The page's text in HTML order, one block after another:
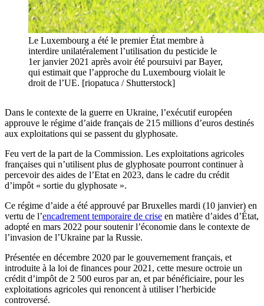
Le Luxembourg a été le premier État membre à
interdire unilatéralement l’utilisation du pesticide le
1er janvier 2021 après avoir été poursuivi par Bayer,
qui estimait que l’approche du Luxembourg violait le
droit de l’UE. [riopatuca / Shutterstock]
Dans le contexte de la guerre en Ukraine, l’exécutif européen
approuve le régime d’aide français de 215 millions d’euros destinés
aux exploitations qui se passent du glyphosate.
Feu vert de la part de la Commission. Les exploitations agricoles
françaises qui n’utilisent plus de glyphosate pourront continuer à
percevoir des aides de l’Etat en 2023, dans le cadre du crédit
d’impôt « sortie du glyphosate ».
Ce régime d’aide a été approuvé par Bruxelles mardi (10 janvier) en
vertu de l’encadrement temporaire de crise en matière d’aides d’État,
adopté en mars 2022 pour soutenir l’économie dans le contexte de
l’invasion de l’Ukraine par la Russie.
Présentée en décembre 2020 par le gouvernement français, et
introduite à la loi de finances pour 2021, cette mesure octroie un
crédit d’impôt de 2 500 euros par an, et par bénéficiaire, pour les
exploitations agricoles qui renoncent à utiliser l’herbicide
controversé.